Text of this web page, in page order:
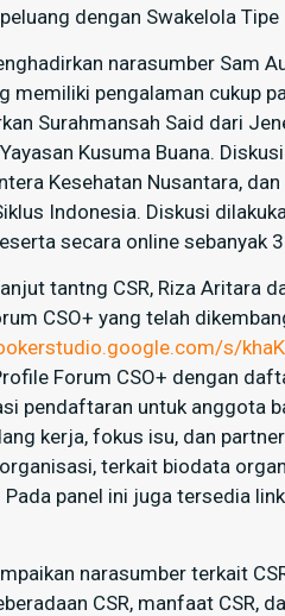
dengan Swakelola Tipe
narasumber Sam
memiliki pengalaman cukup
Surahmansah Said dari
Kusuma Buana.
Kesehatan Nusantara,
Indonesia. Diskusi
secara online sebanyak
tantng CSR, Riza Aritara
CSO+ yang telah
s/
Forum CSO+ dengan
pendaftaran untuk anggota
kerja, fokus isu, dan
terkait biodata
panel ini juga tersedia
narasumber terkait
CSR, manfaat CSR,